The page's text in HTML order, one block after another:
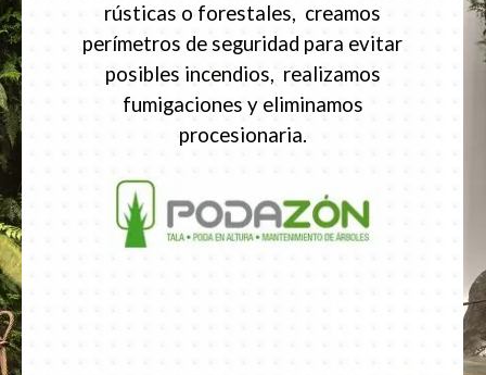
rústicas o forestales, creamos
perímetros de seguridad para evitar
posibles incendios, realizamos
fumigaciones y eliminamos
procesionaria.